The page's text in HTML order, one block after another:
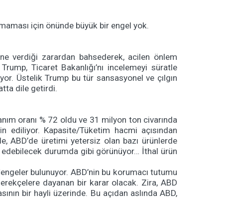
için önünde büyük bir engel yok.
verdiği zarardan bahsederek, acilen önlem
Ticaret Bakanlığı’nı incelemeyi süratle
Üstelik Trump bu tür sansasyonel ve çılgın
dile getirdi.
oranı % 72 oldu ve 31 milyon ton civarında
Kapasite/Tüketim hacmi açısından
ABD’de üretimi yetersiz olan bazı ürünlerde
durumda gibi görünüyor… İthal ürün
bulunuyor. ABD’nin bu korumacı tutumu
dayanan bir karar olacak. Zira, ABD
bir hayli üzerinde. Bu açıdan aslında ABD,